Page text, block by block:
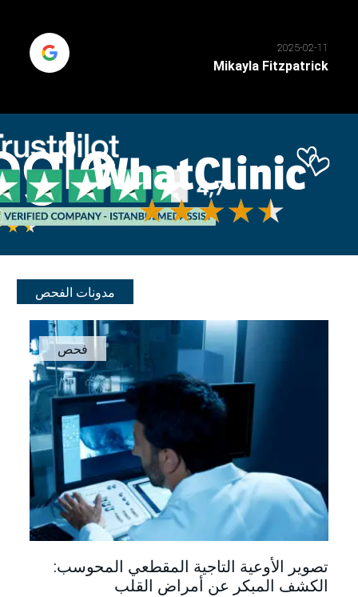
2025-02-11
Mikayla Fitzpatrick
مدونات الفحص
تصوير الأوعية التاجية المقطعي المحوسب:
الكشف المبكر عن أمراض القلب
فحص